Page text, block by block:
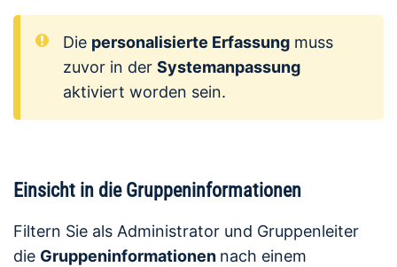
Die personalisierte Erfassung muss
zuvor in der Systemanpassung
aktiviert worden sein.
Einsicht in die Gruppeninformationen
Filtern Sie als Administrator und Gruppenleiter
die Gruppeninformationen nach einem